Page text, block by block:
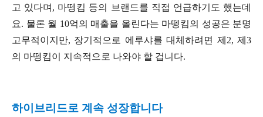
고 있다며, 마뗑킴 등의 브랜드를 직접 언급하기도 했는데
요. 물론 월 10억의 매출을 올린다는 마뗑킴의 성공은 분명
고무적이지만, 장기적으로 에루샤를 대체하려면 제2, 제3
의 마뗑킴이 지속적으로 나와야 할 겁니다.
하이브리드로 계속 성장합니다